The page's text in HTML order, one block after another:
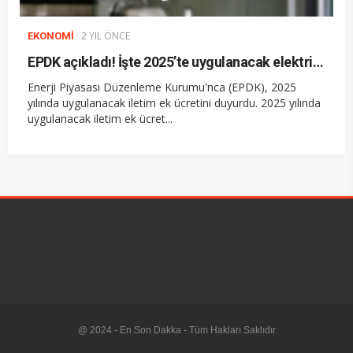
EKONOMI 2 YIL ÖNCE
EPDK açıkladı! İşte 2025’te uygulanacak elektrik iletim ek ücreti
Enerji​ Piyasası Düzenleme Kurumu'nca (EPDK), 2025​
yılında uygulanacak iletim ek ücretini duyurdu. 2025 yılında
uygulanacak iletim ek ücret...
@ 2024 - En Son Dakka - Tüm Hakları Saklıdır